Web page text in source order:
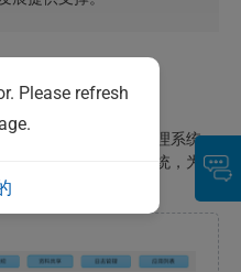
绍
子系统：档案门户管理系统、
统、档案统计分析系统，为企
体验。
Please refresh